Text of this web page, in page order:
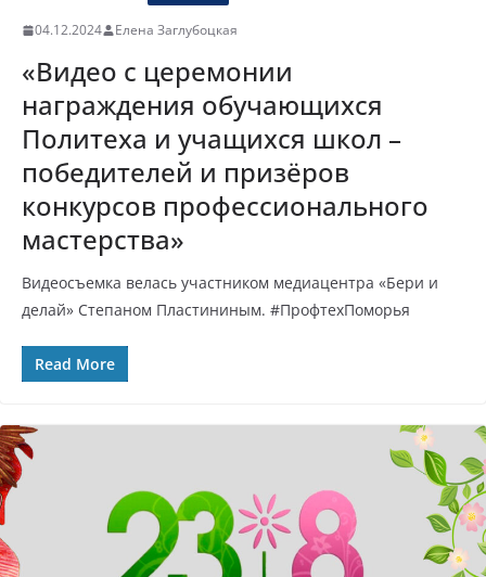
04.12.2024 Елена Заглубоцкая
«Видео с церемонии
награждения обучающихся
Политеха и учащихся школ –
победителей и призёров
конкурсов профессионального
мастерства»
Видеосъемка велась участником медиацентра «Бери и
делай» Степаном Пластининым. #ПрофтехПоморья
Read More